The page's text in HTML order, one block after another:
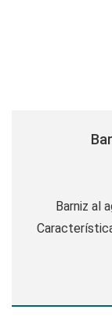
Barniz al
protección